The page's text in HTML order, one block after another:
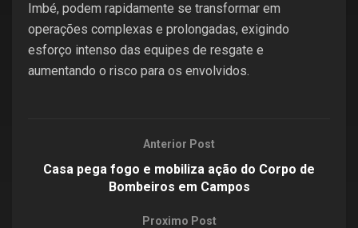
Imbé, podem rapidamente se transformar em
operações complexas e prolongadas, exigindo
esforço intenso das equipes de resgate e
aumentando o risco para os envolvidos.
Anterior Post
Casa pega fogo e mobiliza ação do Corpo de
Bombeiros em Campos
Proximo Post